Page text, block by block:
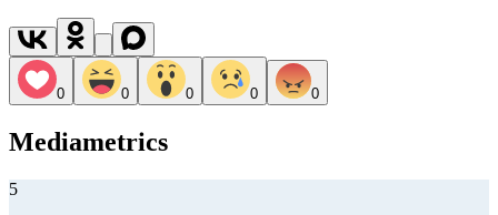
0 0 0 0 0
Mediametrics
5